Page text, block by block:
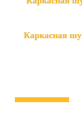
Каркасная